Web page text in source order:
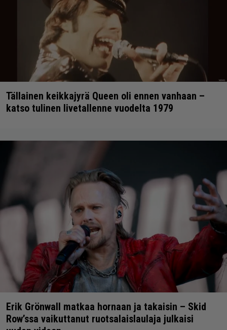
Tällainen keikkajyrä Queen oli ennen vanhaan –
katso tulinen livetallenne vuodelta 1979
Erik Grönwall matkaa hornaan ja takaisin – Skid
Row’ssa vaikuttanut ruotsalaislaulaja julkaisi